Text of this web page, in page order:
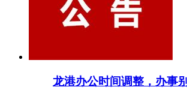
龙港办公时间调整，办事